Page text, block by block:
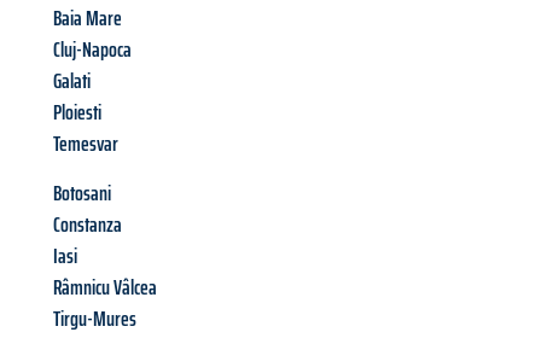
Baia Mare
Cluj-Napoca
Galati
Ploiesti
Temesvar
Botosani
Constanza
Iasi
Râmnicu Vâlcea
Tirgu-Mures